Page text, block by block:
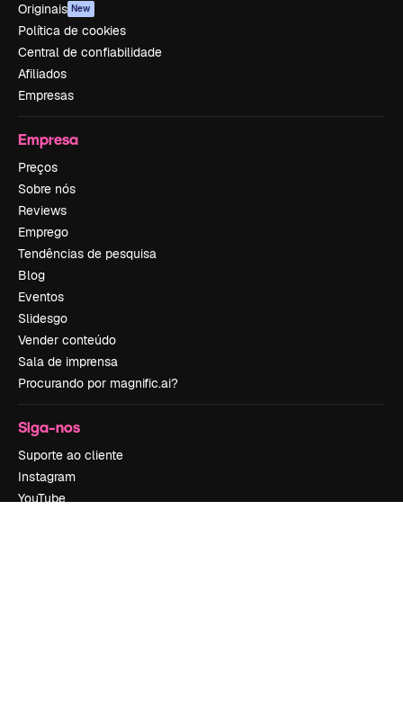
Originais New
Política de cookies
Central de confiabilidade
Afiliados
Empresas
Empresa
Preços
Sobre nós
Reviews
Emprego
Tendências de pesquisa
Blog
Eventos
Slidesgo
Vender conteúdo
Sala de imprensa
Procurando por magnific.ai?
Siga-nos
Suporte ao cliente
Instagram
YouTube